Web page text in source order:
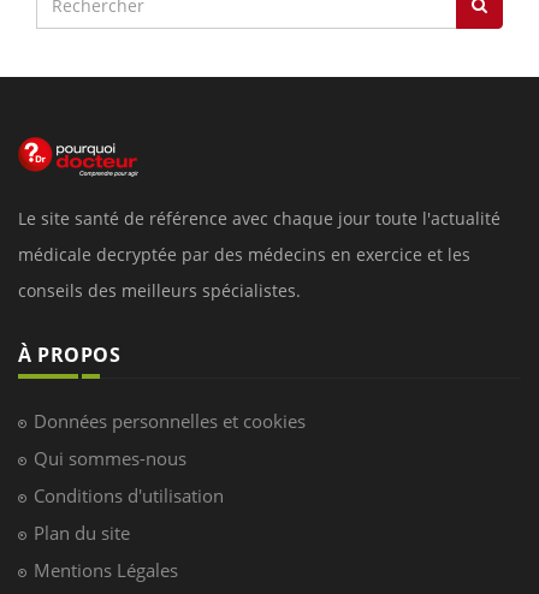
Le site santé de référence avec chaque jour toute l'actualité
médicale decryptée par des médecins en exercice et les
conseils des meilleurs spécialistes.
À PROPOS
Données personnelles et cookies
Qui sommes-nous
Conditions d'utilisation
Plan du site
Mentions Légales